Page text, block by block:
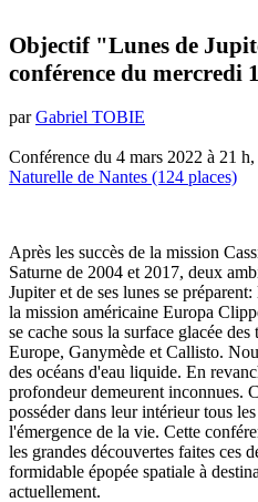
Objectif "Lunes de
conférence du mercredi
parGabriel TOBIE
Conférence du 4 mars 2022 à 21 h,
Naturelle de Nantes (124 places)
Après les succès de la mission
Saturne de 2004 et 2017, deux
Jupiter et de ses lunes se
la mission américaine Europa
se cache sous la surface glacée
Europe, Ganymède et Callisto.
des océans d'eau liquide. En
profondeur demeurent inconnues.
posséder dans leur intérieur tous
l'émergence de la vie. Cette
les grandes découvertes faites ces
formidable épopée spatiale à
actuellement.